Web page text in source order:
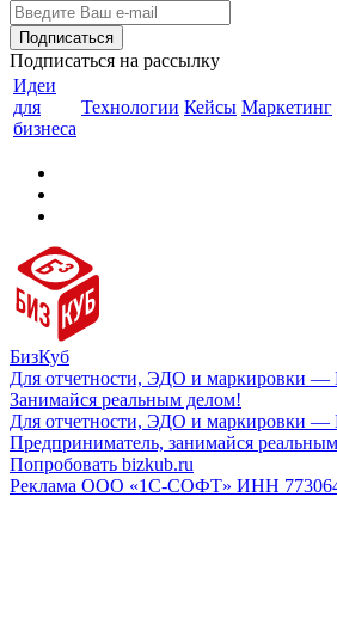
Подписаться на рассылку
Идеи
для
бизнеса
Технологии Кейсы Маркетинг
БизКуб
Для отчетности, ЭДО и маркировки —
Занимайся реальным делом!
Для отчетности, ЭДО и маркировки —
Предприниматель, занимайся
Попробовать bizkub.ru
Реклама ООО «1С-СОФТ» ИНН